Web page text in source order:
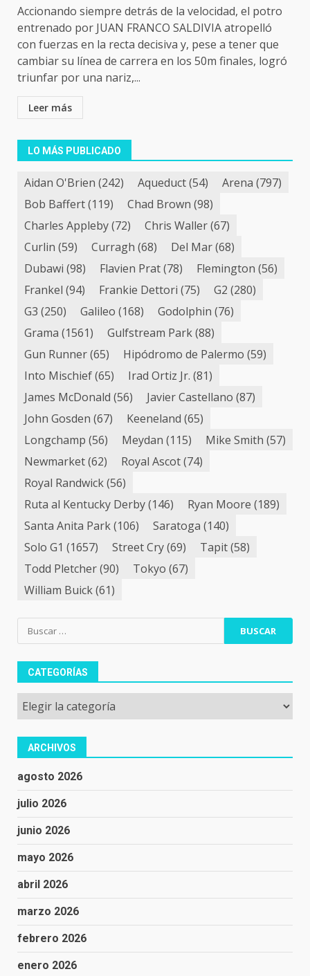
Accionando siempre detrás de la velocidad, el potro
entrenado por JUAN FRANCO SALDIVIA atropelló
con fuerzas en la recta decisiva y, pese a tener que
cambiar su línea de carrera en los 50m finales, logró
triunfar por una nariz,...
Leer más
LO MÁS PUBLICADO
Aidan O'Brien (242) Aqueduct(54) Arena (797)
Bob Baffert(119) Chad Brown (98)
Charles Appleby(72) Chris Waller(67)
Curlin (59) Curragh (68) Del Mar(68)
Dubawi (98) Flavien Prat(78) Flemington (56)
Frankel (94) Frankie Dettori (75) G2 (280)
G3 (250) Galileo (168) Godolphin (76)
Grama (1561) Gulfstream Park(88)
Gun Runner(65) Hipódromo de Palermo (59)
Into Mischief(65) Irad Ortiz Jr. (81)
James McDonald (56) Javier Castellano (87)
John Gosden (67) Keeneland (65)
Longchamp (56) Meydan (115) Mike Smith (57)
Newmarket(62) Royal Ascot(74)
Royal Randwick(56)
Ruta al Kentucky Derby(146) Ryan Moore (189)
Santa Anita Park(106) Saratoga (140)
Solo G1 (1657) Street Cry(69) Tapit(58)
Todd Pletcher(90) Tokyo (67)
William Buick(61)
Buscar:
CATEGORÍAS
Categorías
ARCHIVOS
agosto 2026
julio 2026
junio 2026
mayo 2026
abril 2026
marzo 2026
febrero 2026
enero 2026